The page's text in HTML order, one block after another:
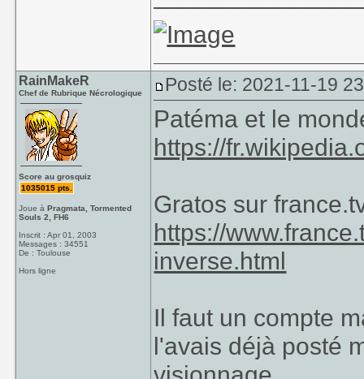
RainMakeR
Chef de Rubrique Nécrologique
Score au grosquiz
1035015 pts.
Joue àPragmata, Tormented
Souls 2, FH6
Inscrit : Apr 01, 2003
Messages : 34551
De : Toulouse
Hors ligne
Posté le: 2021-11-19
Patéma et le
https://
Gratos sur
https://
inverse.html
Il faut un compte
l'avais déjà posté